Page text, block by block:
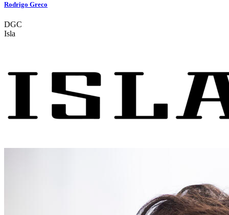
Rodrigo Greco
DGC
Isla